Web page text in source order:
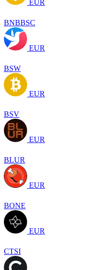
EUR
BNBBSC
EUR
BSW
EUR
BSV
EUR
BLUR
EUR
BONE
EUR
CTSI